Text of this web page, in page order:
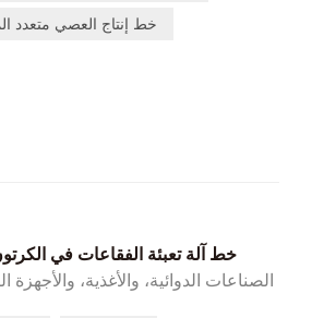
تغليف متكامل لمصنعي الأدوية والمكملات الغذائية في جميع أنحاء العالم.
خط إنتاج العصي متعدد
خط آلة تعبئة الفقاعات في
الصناعات الدوائية، والأغذية،